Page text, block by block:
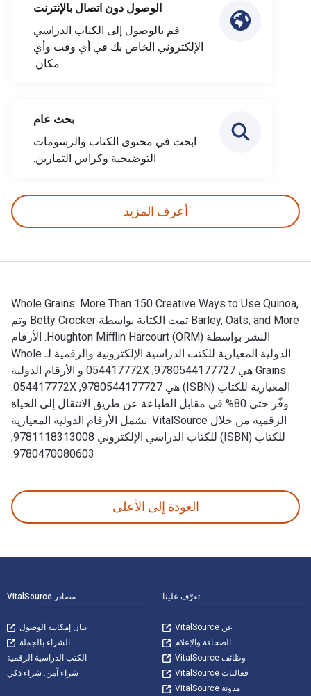
الوصول دون اتصال بالإنترنت
قم بالوصول إلى الكتاب الدراسي
الإلكتروني الخاص بك في أي وقت وأي
مكان.
بحث عام
ابحث في محتوى الكتاب والرسومات
التوضيحية وكراس التمارين.
أعرف المزيد
Whole Grains: More Than 150 Creative Ways to Use Quinoa,
Barley, Oats, and More تمت الكتابة بواسطة Betty Crocker وتم
النشر بواسطة Houghton Mifflin Harcourt (ORM). الأرقام
الدولية المعيارية للكتب الدراسية الإلكترونية والرقمية لـ Whole
Grains هي 9780544177727, 054417772X و الأرقام الدولية
المعيارية للكتاب (ISBN) هي 9780544177727, 054417772X.
وفّر حتى 80% في مقابل الطباعة عن طريق الانتقال إلى الحياة
الرقمية من خلال VitalSource. تشمل الأرقام الدولية المعيارية
للكتاب (ISBN) للكتاب الدراسي الإلكتروني 9781118313008,
9780470080603.
العودة إلى الأعلى
تعرّف علينا
عن VitalSource
الصحافة والإعلام
وظائف VitalSource
فعاليات VitalSource
مدونة VitalSource
مصادر VitalSource
بيان إمكانية الوصول
الشراء بالجملة
الكتب الدراسية الرقمية
شراء آمن. شراء ذكي